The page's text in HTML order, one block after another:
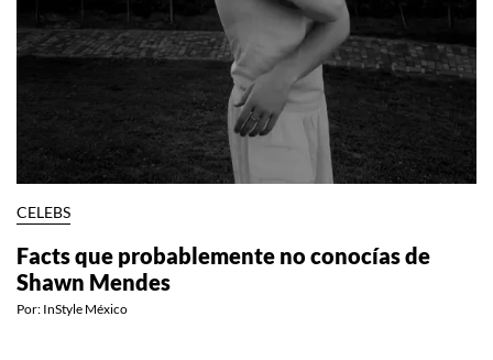
CELEBS
Facts que probablemente no conocías de
Shawn Mendes
Por: InStyle México